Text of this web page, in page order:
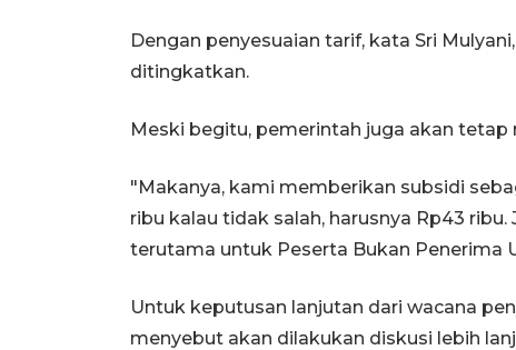
Dengan penyesuaian tarif, kata Sri
ditingkatkan.
Meski begitu, pemerintah juga akan
"Makanya, kami memberikan subsidi
ribu kalau tidak salah, harusnya Rp43
terutama untuk Peserta Bukan Penerima
Untuk keputusan lanjutan dari wacana
menyebut akan dilakukan diskusi lebih